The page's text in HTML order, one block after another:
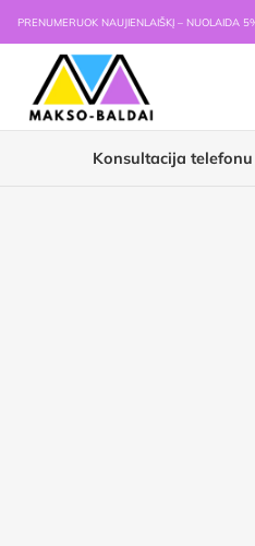
PRENUMERUOK NAUJIENLAIŠKĮ – NUOLAIDA
Konsultacija telefonu